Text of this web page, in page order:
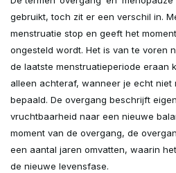
gebruikt, toch zit er een verschil in.
menstruatie stop en geeft het
ongesteld wordt. Het is van te voren
de laatste menstruatieperiode eraan
alleen achteraf, wanneer je echt niet
bepaald. De overgang beschrijft
vruchtbaarheid naar een nieuwe
moment van de overgang, de
een aantal jaren omvatten, waarin
de nieuwe levensfase.